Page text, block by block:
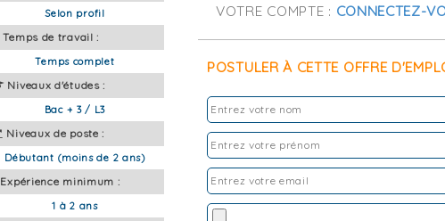
Selon profil
Temps de travail :
Temps complet
Niveaux d'études :
Bac + 3 / L3
Niveaux de poste :
Débutant (moins de 2 ans)
Expérience minimum :
1 à 2 ans
VOTRE COMPTE : CONNECTEZ-
POSTULER À CETTE OFFRE